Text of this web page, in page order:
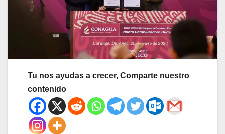
Tu nos ayudas a crecer, Comparte nuestro
contenido